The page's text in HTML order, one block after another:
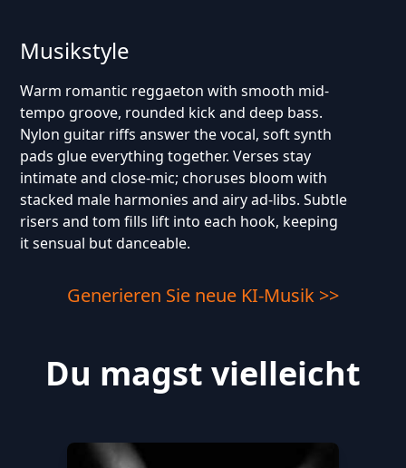
Musikstyle
Warm romantic reggaeton with smooth mid-
tempo groove, rounded kick and deep bass.
Nylon guitar riffs answer the vocal, soft synth
pads glue everything together. Verses stay
intimate and close-mic; choruses bloom with
stacked male harmonies and airy ad-libs. Subtle
risers and tom fills lift into each hook, keeping
it sensual but danceable.
Generieren Sie neue KI-Musik >>
Du magst vielleicht